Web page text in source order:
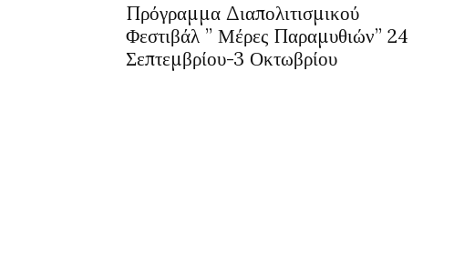
Πρόγραμμα Διαπολιτισμικού
Φεστιβάλ ” Μέρες Παραμυθιών” 24
Σεπτεμβρίου-3 Οκτωβρίου